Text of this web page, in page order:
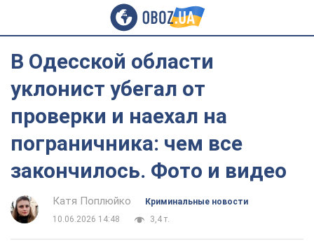
В Одесской области
уклонист убегал от
проверки и наехал на
пограничника: чем все
закончилось. Фото и видео
Катя Поплюйко
Криминальные новости
10.06.2026 14:48
3,4 т.